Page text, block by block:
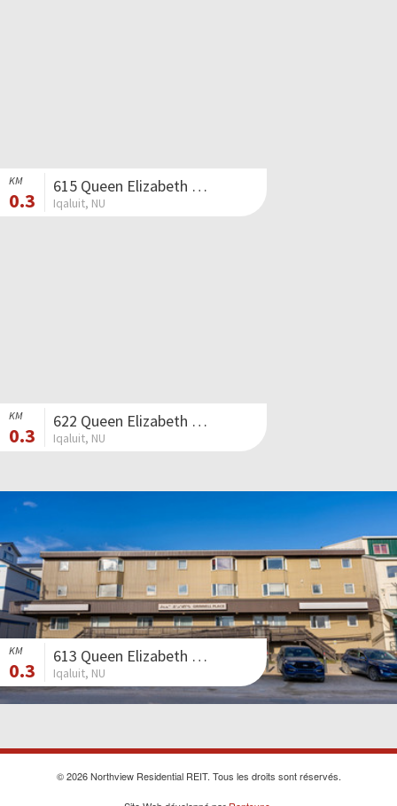
KM
0.3
615 Queen Elizabeth Way II
Iqaluit, NU
KM
0.3
622 Queen Elizabeth Way II
Iqaluit, NU
KM
0.3
613 Queen Elizabeth Way II
Iqaluit, NU
© 2026 Northview Residential REIT. Tous les droits sont réservés.